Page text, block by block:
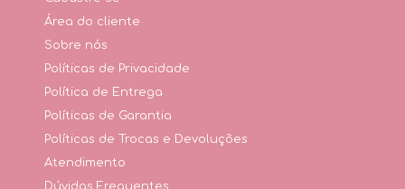
Área do cliente
Sobre nós
Políticas de Privacidade
Política de Entrega
Políticas de Garantia
Políticas de Trocas e Devoluções
Atendimento
Dúvidas Frequentes